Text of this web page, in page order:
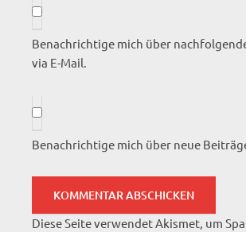
Benachrichtige mich über
via E-Mail.
Benachrichtige mich über neue
Diese Seite verwendet Akismet, um